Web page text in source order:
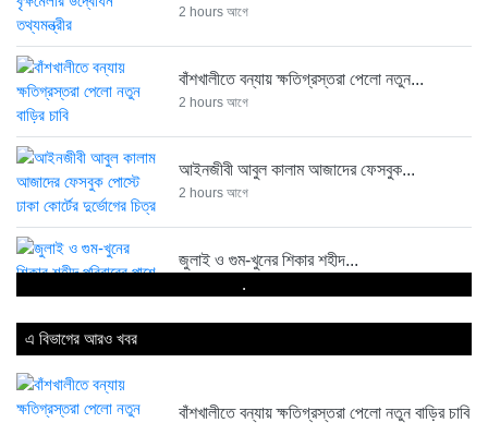
2 hours আগে
বাঁশখালীতে বন্যায় ক্ষতিগ্রস্তরা পেলো নতুন...
2 hours আগে
আইনজীবী আবুল কালাম আজাদের ফেসবুক...
2 hours আগে
জুলাই ও গুম-খুনের শিকার শহীদ...
.
এ বিভাগের আরও খবর
বাঁশখালীতে বন্যায় ক্ষতিগ্রস্তরা পেলো নতুন বাড়ির চাবি